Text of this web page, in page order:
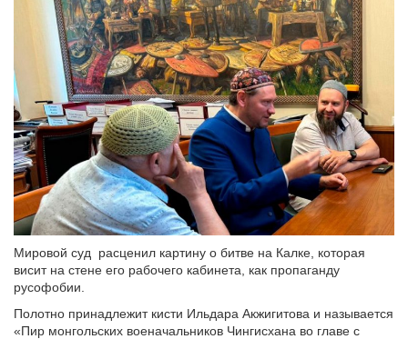
Мировой суд расценил картину о битве на Калке, которая
висит на стене его рабочего кабинета, как пропаганду
русофобии.
Полотно принадлежит кисти Ильдара Акжигитова и называется
«Пир монгольских военачальников Чингисхана во главе с